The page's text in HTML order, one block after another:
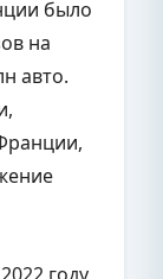
было
на
авто.